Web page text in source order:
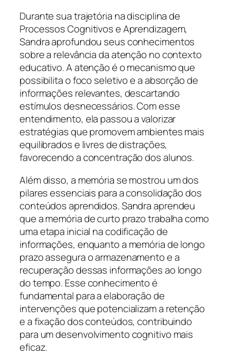
Durante sua trajetória na disciplina de
Processos Cognitivos e Aprendizagem,
Sandra aprofundou seus conhecimentos
sobre a relevância da atenção no contexto
educativo. A atenção é o mecanismo que
possibilita o foco seletivo e a absorção de
informações relevantes, descartando
estímulos desnecessários. Com esse
entendimento, ela passou a valorizar
estratégias que promovem ambientes mais
equilibrados e livres de distrações,
favorecendo a concentração dos alunos.
Além disso, a memória se mostrou um dos
pilares essenciais para a consolidação dos
conteúdos aprendidos. Sandra aprendeu
que a memória de curto prazo trabalha como
uma etapa inicial na codificação de
informações, enquanto a memória de longo
prazo assegura o armazenamento e a
recuperação dessas informações ao longo
do tempo. Esse conhecimento é
fundamental para a elaboração de
intervenções que potencializam a retenção
e a fixação dos conteúdos, contribuindo
para um desenvolvimento cognitivo mais
eficaz.